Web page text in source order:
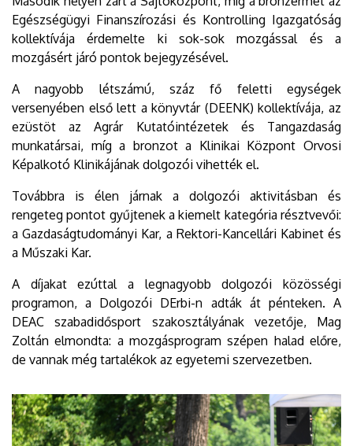
Egészségügyi Finanszírozási és Kontrolling Igazgatóság
kollektívája érdemelte ki sok-sok mozgással és a
mozgásért járó pontok bejegyzésével.
A nagyobb létszámú, száz fő feletti egységek
versenyében első lett a könyvtár (DEENK) kollektívája, az
ezüstöt az Agrár Kutatóintézetek és Tangazdaság
munkatársai, míg a bronzot a Klinikai Központ Orvosi
Képalkotó Klinikájának dolgozói vihették el.
Továbbra is élen járnak a dolgozói aktivitásban és
rengeteg pontot gyűjtenek a kiemelt kategória résztvevői:
a Gazdaságtudományi Kar, a Rektori-Kancellári Kabinet és
a Műszaki Kar.
A díjakat ezúttal a legnagyobb dolgozói közösségi
programon, a Dolgozói DErbi-n adták át pénteken. A
DEAC szabadidősport szakosztályának vezetője, Mag
Zoltán elmondta: a mozgásprogram szépen halad előre,
de vannak még tartalékok az egyetemi szervezetben.